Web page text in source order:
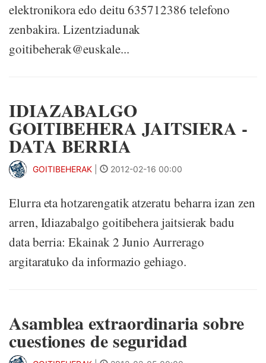
elektronikora edo deitu 635712386 telefono
zenbakira. Lizentziadunak
goitibeherak@euskale...
IDIAZABALGO
GOITIBEHERA JAITSIERA -
DATA BERRIA
GOITIBEHERAK 2012-02-16 00:00
Elurra eta hotzarengatik atzeratu beharra izan zen
arren, Idiazabalgo goitibehera jaitsierak badu
data berria: Ekainak 2 Junio Aurrerago
argitaratuko da informazio gehiago.
Asamblea extraordinaria sobre
cuestiones de seguridad